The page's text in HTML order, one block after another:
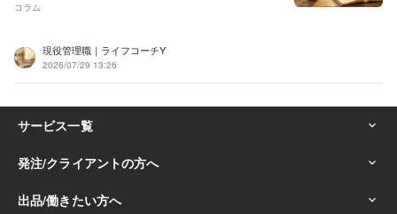
コラム
現役管理職｜ライフコーチY
2026/07/29 13:26